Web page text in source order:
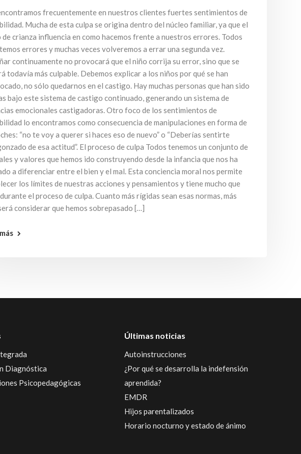
frecuentemente en nuestros clientes fuertes sentimientos de
Mucha de esta culpa se origina dentro del núcleo familiar, ya que el
crianza influencia en como hacemos frente a nuestros errores. Todos
errores y muchas veces volveremos a errar una segunda vez.
continuamente no provocará que el niño corrija su error, sino que se
todavía más culpable. Debemos explicar a los niños por qué se han
no sólo quedarnos en el castigo. Hay muchas personas que han sido
bajo este sistema de castigo continuado, generando un sistema de
emocionales castigadoras. Otro foco de los sentimientos de
lo encontramos como consecuencia de manipulaciones en forma de
“no te voy a querer si haces eso de nuevo” o “Deberías sentirte
de esa actitud”. El proceso de culpa Todos tenemos un conjunto de
y valores que hemos ido construyendo desde la infancia que nos ha
a diferenciar entre el bien y el mal. Esta conciencia moral nos permite
los límites de nuestras acciones y pensamientos y tiene mucho que
el proceso de culpa. Cuanto más rígidas sean esas normas, más
considerar que hemos sobrepasado […]
Diagnóstica
Psicopedagógicas
Últimas noticias
Autoinstrucciones
¿Por qué se desarrolla la indefensión
aprendida?
EMDR
Hijos parentalizados
Horario nocturno y estado de ánimo